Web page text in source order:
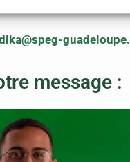
@speg-
message :